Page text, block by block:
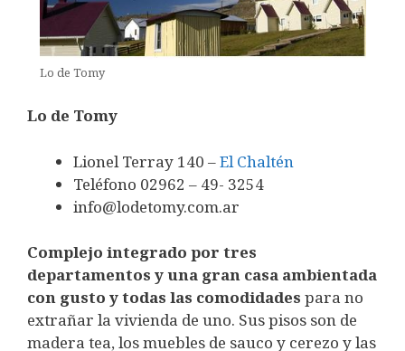
Lo de Tomy
Lo de Tomy
Lionel Terray 140 –El Chaltén
Teléfono 02962 – 49- 3254
info@lodetomy.com.ar
Complejo integrado por tres
departamentos y una gran casa ambientada
con gusto y todas las comodidades para no
extrañar la vivienda de uno. Sus pisos son de
madera tea, los muebles de sauco y cerezo y las